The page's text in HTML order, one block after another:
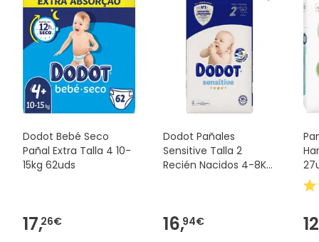
Dodot Bebé Seco
Pañal Extra Talla 4 10-
15kg 62uds
17,26€
Dodot Pañales
Sensitive Talla 2
Recién Nacidos 4-8Kg
16,94€